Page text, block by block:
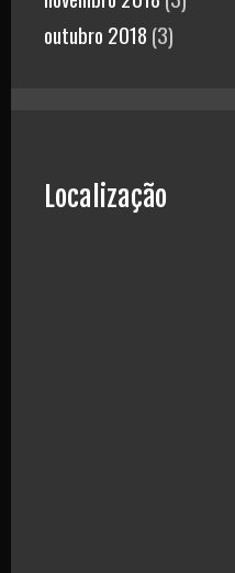
outubro 2018 (3)
Localização